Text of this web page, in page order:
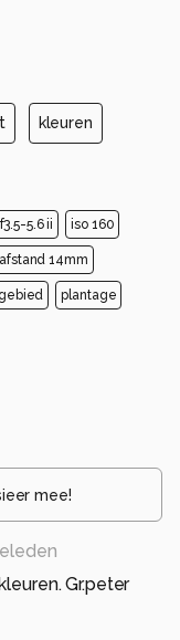
kleuren
5.6 ii iso 160
14mm
plantage
mee!
Gr.peter